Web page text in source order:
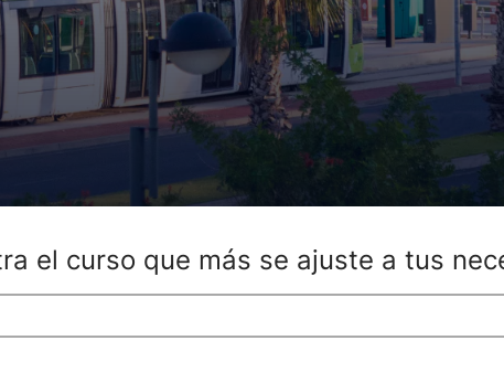
el curso que más se ajuste a tus